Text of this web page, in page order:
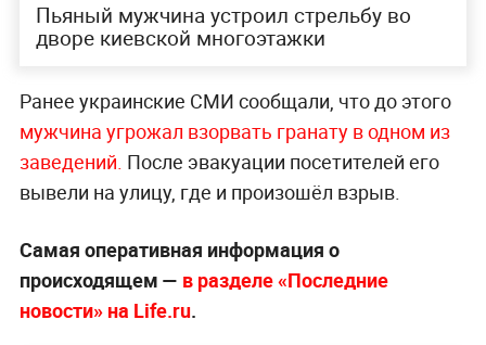
Пьяный мужчина устроил стрельбу во
дворе киевской многоэтажки
Ранее украинские СМИ сообщали, что до этого
мужчина угрожал взорвать гранату в одном из
заведений. После эвакуации посетителей его
вывели на улицу, где и произошёл взрыв.
Самая оперативная информация о
происходящем — в разделе «Последние
новости» на Life.ru.